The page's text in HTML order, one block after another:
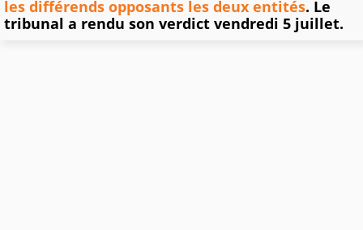
les différends opposants les deux entités. Le
tribunal a rendu son verdict vendredi 5 juillet.